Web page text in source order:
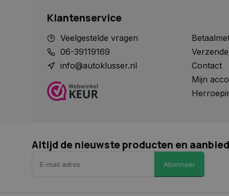
Klantenservice
Veelgestelde vragen
06-39119169
info@autoklusser.nl
Contact
Mijn
Altijd de nieuwste producten en
Abonneer
_ga_HVL6YTJ21H
test_cookie
_gcl_au
__Secure-